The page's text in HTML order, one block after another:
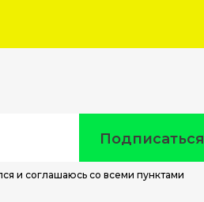
Подписаться
и соглашаюсь со всеми пунктами